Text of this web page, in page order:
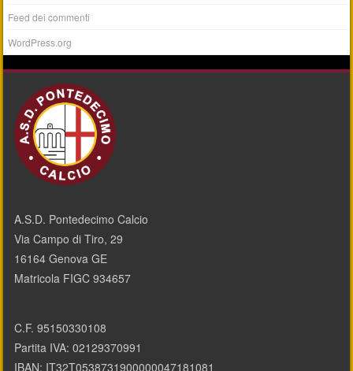
Feed dei commenti
WordPress.org
A.S.D. Pontedecimo Calcio
Via Campo di Tiro, 29
16164 Genova GE
Matricola FIGC 934657
C.F. 95150330108
Partita IVA: 02129370991
IBAN: IT32T0538731900000047181081